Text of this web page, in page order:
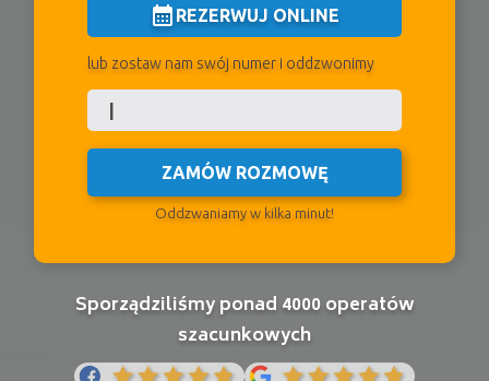
calendar_monthREZERWUJ ONLINE
lub zostaw nam swój numer i oddzwonimy
ZAMÓW ROZMOWĘ
Oddzwaniamy w kilka minut!
Sporządziliśmy ponad 4000 operatów
szacunkowych